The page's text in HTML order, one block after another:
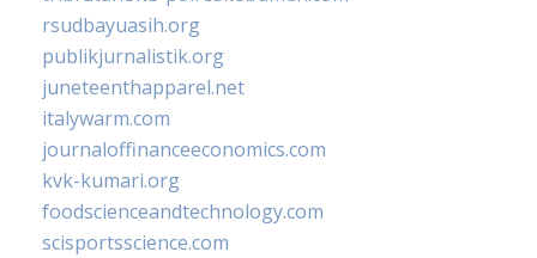
rsudbayuasih.org
publikjurnalistik.org
juneteenthapparel.net
italywarm.com
journaloffinanceeconomics.com
kvk-kumari.org
foodscienceandtechnology.com
scisportsscience.com